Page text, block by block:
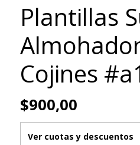
Plantillas
Cojines
$900,00
Ver cuotas y descuentos